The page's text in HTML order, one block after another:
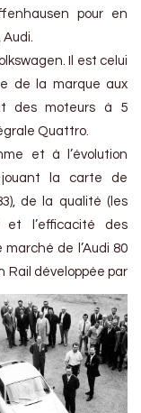
pour en
Il est celui
de la marque aux
des moteurs à 5
Quattro.
et à l’évolution
jouant la carte de
de la qualité (les
et l’efficacité des
de l’Audi 80
Rail développée par